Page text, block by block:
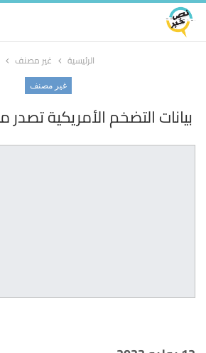
الرئيسية غير مصنف
غير مصنف
بيانات التضخم الأمريكية